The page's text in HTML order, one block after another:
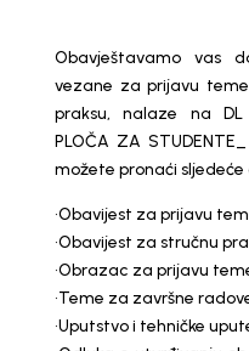
Obavještavamo vas
vezane za prijavu
praksu, nalaze na DL
PLOČA ZA
možete pronaći
•Obavijest za prijavu
•Obavijest za stručnu
•Obrazac za prijavu
•Teme za završne
•Uputstvo i tehničke